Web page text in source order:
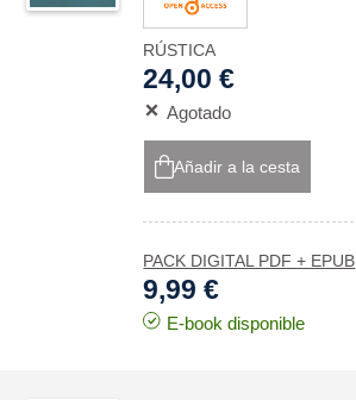
RÚSTICA
24,00 €
Agotado
Añadir a la cesta
PACK DIGITAL PDF + EPUB
9,99 €
E-book disponible